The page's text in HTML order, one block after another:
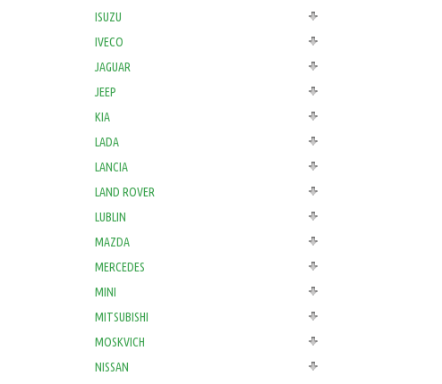
ISUZU
IVECO
JAGUAR
JEEP
KIA
LADA
LANCIA
LAND ROVER
LUBLIN
MAZDA
MERCEDES
MINI
MITSUBISHI
MOSKVICH
NISSAN